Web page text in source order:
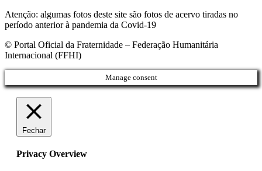
Atenção: algumas fotos deste site são fotos de acervo tiradas no
período anterior à pandemia da Covid-19
© Portal Oficial da Fraternidade – Federação Humanitária
Internacional (FFHI)
Manage consent
Fechar
Privacy Overview